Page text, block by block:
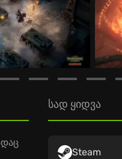
სად ყიდვა
Steam